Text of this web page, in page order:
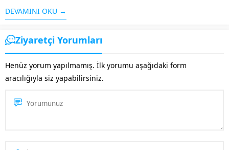
kullanıcılara uygun olacak
şekilde faaliyetlerini
sürdürmekte. İnteraktifplus
tarafından kurulan ekip ile
yer verilir. Örneğin: Hedef
kitleye ulaşmak isteyenlere yol
gösterilir....
DEVAMINI OKU →
Ziyaretçi Yorumları
Henüz yorum yapılmamış. İlk yorumu aşağıdaki form
aracılığıyla siz yapabilirsiniz.